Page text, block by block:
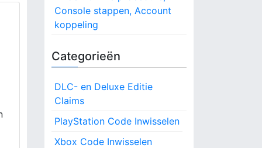
Console stappen, Account
koppeling
Categorieën
DLC- en Deluxe Editie
Claims
PlayStation Code Inwisselen
Xbox Code Inwisselen